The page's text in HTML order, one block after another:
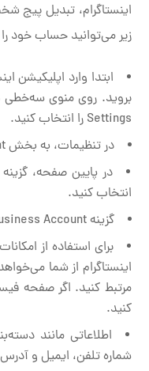
اینستاگرام، تبدیل پیج
زیر می‌توانید حساب خود
ابتدا وارد اپلیکیشن
بروید. روی منوی سه‌خطی
Settings را انتخاب کنید.
در تنظیمات، به بخش Account بروید.
انتخاب کنید.
گزینه Business Account را انتخاب کنید.
برای استفاده از
اینستاگرام از شما
مرتبط کنید. اگر صفحه
کنید.
شماره تلفن، ایمیل و